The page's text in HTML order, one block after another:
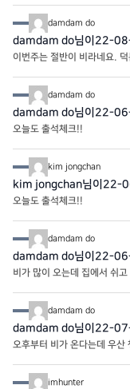
damdam do
damdam do님이22-
이번주는 절반이 비라네요.
damdam do
damdam do님이22-
오늘도 출석체크!!
kim jongchan
kim jongchan님이22-
오늘도 출석체크!!
damdam do
damdam do님이22-
비가 많이 오는데 집에서 쉬고
damdam do
damdam do님이22-
오후부터 비가 온다는데 우산
imhunter